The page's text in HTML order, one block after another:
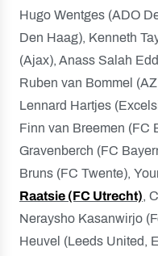
Hugo Wentges (ADO
Den Haag), Kenneth
(Ajax), Anass Salah
Ruben van Bommel
Lennard Hartjes
Finn van Breemen (FC
Gravenberch (FC
Bruns (FC Twente),
Raatsie (FC Utrecht),
Neraysho Kasanwirjo
Heuvel (Leeds United,